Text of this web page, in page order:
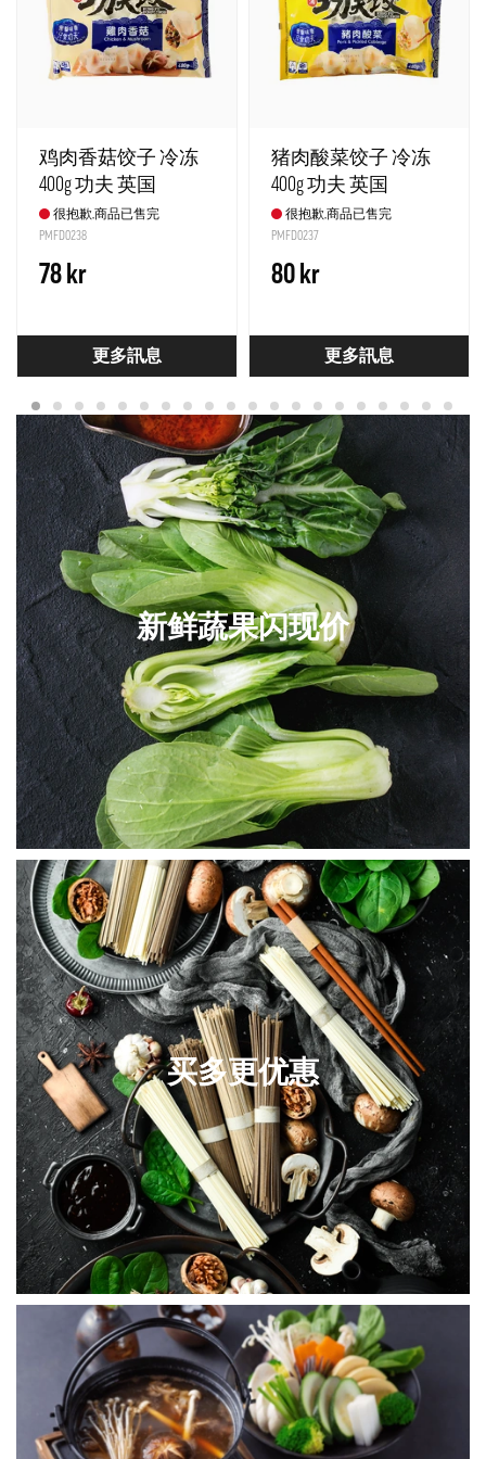
鸡肉香菇饺子 冷冻
400g 功夫 英国
很抱歉,商品已售完
PMFD0238
78 kr
更多訊息
猪肉酸菜饺子 冷冻
400g 功夫 英国
很抱歉,商品已售完
PMFD0237
80 kr
更多訊息
新鲜蔬果闪现价
买多更优惠